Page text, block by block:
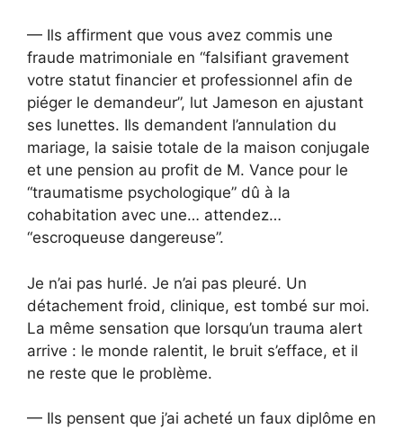
— Ils affirment que vous avez commis une
fraude matrimoniale en “falsifiant gravement
votre statut financier et professionnel afin de
piéger le demandeur”, lut Jameson en ajustant
ses lunettes. Ils demandent l’annulation du
mariage, la saisie totale de la maison conjugale
et une pension au profit de M. Vance pour le
“traumatisme psychologique” dû à la
cohabitation avec une… attendez…
“escroqueuse dangereuse”.
Je n’ai pas hurlé. Je n’ai pas pleuré. Un
détachement froid, clinique, est tombé sur moi.
La même sensation que lorsqu’un trauma alert
arrive : le monde ralentit, le bruit s’efface, et il
ne reste que le problème.
— Ils pensent que j’ai acheté un faux diplôme en